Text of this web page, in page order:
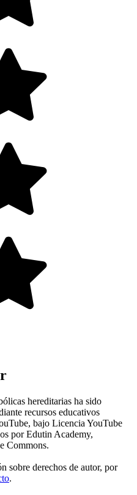
hereditarias ha sido
recursos educativos
bajo Licencia YouTube
por Edutin Academy,
Commons.
sobre derechos de autor, por
.